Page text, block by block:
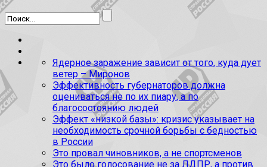
Ядерное заражение зависит от того, куда дует
ветер – Миронов
Эффективность губернаторов должна
оцениваться не по их пиару, а по
благосостоянию людей
Эффект «низкой базы»: кризис указывает на
необходимость срочной борьбы с бедностью
в России
Это провал чиновников, а не спортсменов
Это было голосование не за ЛДПР, а против